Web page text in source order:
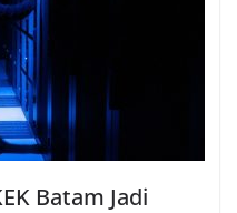
Batam Jadi